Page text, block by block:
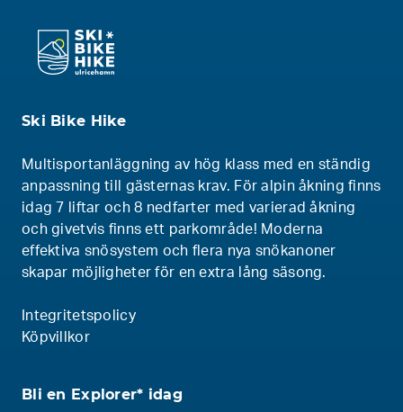
Ski Bike Hike
Multisportanläggning av hög klass med en ständig
anpassning till gästernas krav. För alpin åkning finns
idag 7 liftar och 8 nedfarter med varierad åkning
och givetvis finns ett parkområde! Moderna
effektiva snösystem och flera nya snökanoner
skapar möjligheter för en extra lång säsong.
Integritetspolicy
Köpvillkor
Bli en Explorer* idag